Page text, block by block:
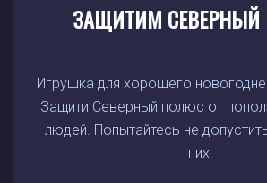
ЗАЩИТИМ
Игрушка для хорошего
Защити Северный полюс от
людей. Попытайтесь не
них.